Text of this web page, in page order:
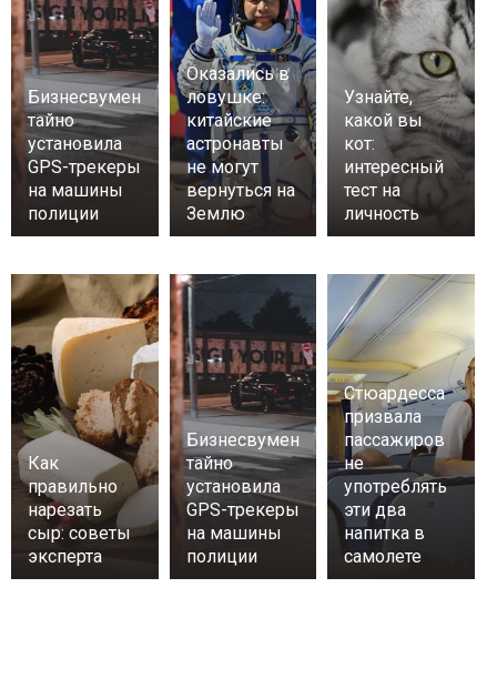
Бизнесвумен
тайно
установила
GPS-трекеры
на машины
полиции
Оказались в
ловушке:
китайские
астронавты
не могут
вернуться на
Землю
Узнайте,
какой вы
кот:
интересный
тест на
личность
Как
правильно
нарезать
сыр: советы
эксперта
Бизнесвумен
тайно
установила
GPS-трекеры
на машины
полиции
Стюардесса
призвала
пассажиров
не
употреблять
эти два
напитка в
самолете